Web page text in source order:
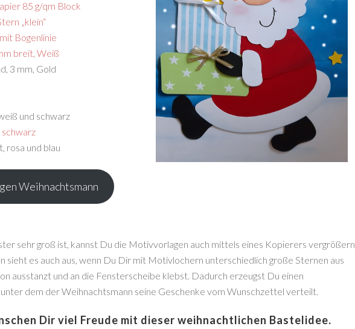
85 g/qm Block
„klein“
Bogenlinie
breit, Weiß
3 mm, Gold
und schwarz
schwarz
rosa und blau
Weihnachtsmann
sehr groß ist, kannst Du die Motivvorlagen auch mittels eines Kopierers vergrößern.
sieht es auch aus, wenn Du Dir mit Motivlochern unterschiedlich große Sternen aus
ausstanzt und an die Fensterscheibe klebst. Dadurch erzeugst Du einen
dem der Weihnachtsmann seine Geschenke vom Wunschzettel verteilt.
Dir viel Freude mit dieser weihnachtlichen Bastelidee.